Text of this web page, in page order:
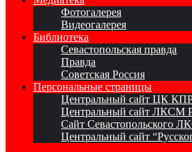
Фотогалерея
Видеогалерея
Библиотека
Севастопольская правда
Правда
Советская Россия
Персональные страницы
Центральный сайт ЦК
Центральный сайт ЛКСМ
Сайт Севастопольского
Центральный сайт